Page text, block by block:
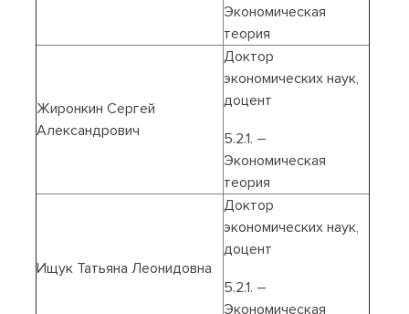
Экономическая
теория
Жиронкин Сергей
Александрович
Доктор
экономических наук,
доцент
5.2.1. –
Экономическая
теория
Ищук Татьяна Леонидовна
Доктор
экономических наук,
доцент
5.2.1. –
Экономическая